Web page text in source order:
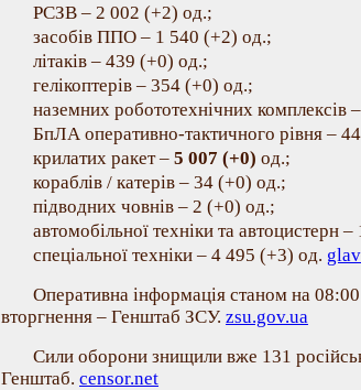
РСЗВ – 2 002 (+2) од.;
засобів ППО – 1 540 (+2) од.;
літаків – 439 (+0) од.;
гелікоптерів – 354 (+0) од.;
наземних робототехнічних комплексів
БпЛА оперативно-тактичного рівня –
крилатих ракет – 5 007 (+0) од.;
кораблів / катерів – 34 (+0) од.;
підводних човнів – 2 (+0) од.;
автомобільної техніки та автоцистерн
спеціальної техніки – 4 495 (+3) од.
Оперативна інформація станом на
вторгнення – Генштаб ЗСУ. zsu.gov.ua
Сили оборони знищили вже 131
Генштаб. censor.net